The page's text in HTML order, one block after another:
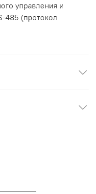
управления и
485 (протокол